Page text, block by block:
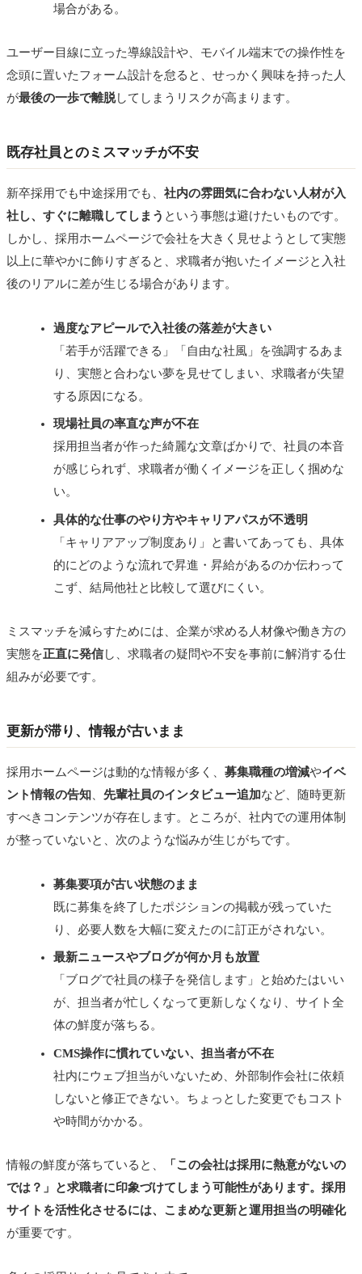
場合がある。
ユーザー目線に立った導線設計や、モバイル端末での操作性を
念頭に置いたフォーム設計を怠ると、せっかく興味を持った人
が最後の一歩で離脱してしまうリスクが高まります。
既存社員とのミスマッチが不安
新卒採用でも中途採用でも、 社内の雰囲気に合わない人材が入
社し、すぐに離職してしまう という事態は避けたいものです。
しかし、採用ホームページで会社を大きく見せようとして実態
以上に華やかに飾りすぎると、求職者が抱いたイメージと入社
後のリアルに差が生じる場合があります。
過度なアピールで入社後の落差が大きい
「若手が活躍できる」「自由な社風」を強調するあま
り、実態と合わない夢を見せてしまい、求職者が失望
する原因になる。
現場社員の率直な声が不在
採用担当者が作った綺麗な文章ばかりで、社員の本音
が感じられず、求職者が働くイメージを正しく掴めな
い。
具体的な仕事のやり方やキャリアパスが不透明
「キャリアアップ制度あり」と書いてあっても、具体
的にどのような流れで昇進・昇給があるのか伝わって
こず、結局他社と比較して選びにくい。
ミスマッチを減らすためには、企業が求める人材像や働き方の
実態を正直に発信し、求職者の疑問や不安を事前に解消する仕
組みが必要です。
更新が滞り、情報が古いまま
採用ホームページは動的な情報が多く、 募集職種の増減やイベ
ント情報の告知
先輩社員のインタビュー追加など、随時更新
すべきコンテンツが存在します。ところが、社内での運用体制
が整っていないと、次のような悩みが生じがちです。
募集要項が古い状態のまま
既に募集を終了したポジションの掲載が残っていた
り、必要人数を大幅に変えたのに訂正がされない。
最新ニュースやブログが何か月も放置
「ブログで社員の様子を発信します」と始めたはいい
が、担当者が忙しくなって更新しなくなり、サイト全
体の鮮度が落ちる。
CMS操作に慣れていない、担当者が不在
社内にウェブ担当がいないため、外部制作会社に依頼
しないと修正できない。ちょっとした変更でもコスト
や時間がかかる。
情報の鮮度が落ちていると、
「この会社は採用に熱意がないの
では？」と求職者に印象づけてしまう可能性があります。採用
サイトを活性化させるには、こまめな更新と運用担当の明確化
が重要です。